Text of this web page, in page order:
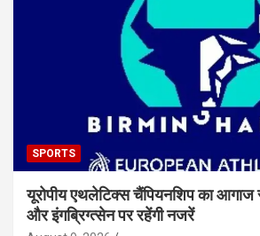
SPORTS
यूरोपीय एथलेटिक्स चैंपियनशिप का आगाज
और इंगब्रिग्त्सेन पर रहेंगी नजरें